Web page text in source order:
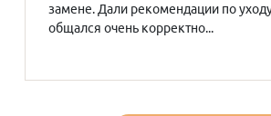
замене. Дали рекомендации по
общался очень корректно...